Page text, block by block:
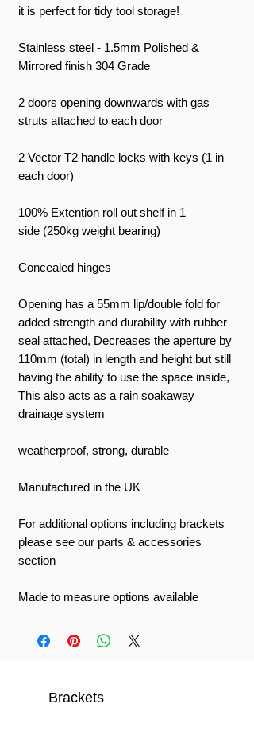
it is perfect for tidy tool storage!
Stainless steel - 1.5mm Polished &
Mirrored finish 304 Grade
2 doors opening downwards with gas
struts attached to each door
2 Vector T2 handle locks with keys (1 in
each door)
100% Extention roll out shelf in 1
side (250kg weight bearing)
Concealed hinges
Opening has a 55mm lip/double fold for
added strength and durability with rubber
seal attached, Decreases the aperture by
110mm (total) in length and height but still
having the ability to use the space inside,
This also acts as a rain soakaway
drainage system
weatherproof, strong, durable
Manufactured in the UK
For additional options including brackets
please see our parts & accessories
section
Made to measure options available
Brackets